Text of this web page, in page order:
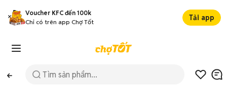
Voucher KFC đến 100k
Chỉ có trên app Chợ Tốt
Tải app